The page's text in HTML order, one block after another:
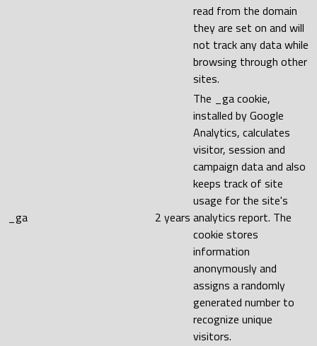
read from the domain
they are set on and will
not track any data while
browsing through other
sites.
_ga 2 years
The _ga cookie,
installed by Google
Analytics, calculates
visitor, session and
campaign data and also
keeps track of site
usage for the site's
analytics report. The
cookie stores
information
anonymously and
assigns a randomly
generated number to
recognize unique
visitors.